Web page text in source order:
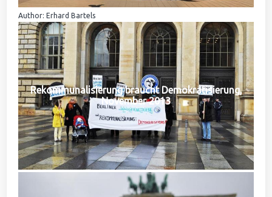
Author: Erhard Bartels
Rekommunalisierung braucht Demokratisierung,
November 2013